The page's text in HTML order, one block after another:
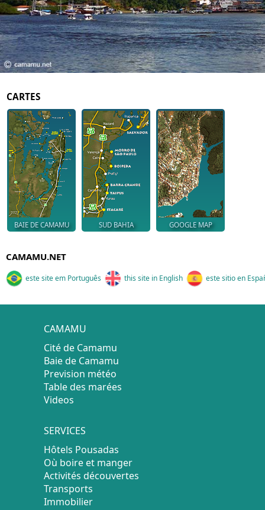
CARTES
BAIE DE CAMAMU SUD BAHIA GOOGLE MAP
CAMAMU.NET
este site em Português this site in English este sitio en
CAMAMU
Cité de Camamu
Baie de Camamu
Prevision météo
Table des marées
Videos
SERVICES
Hôtels Pousadas
Où boire et manger
Activités découvertes
Transports
Immobilier